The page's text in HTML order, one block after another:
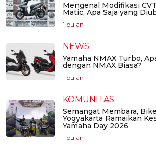
Mengenal Modifikasi
Matic, Apa Saja yang
1 bulan
NEWS
Yamaha NMAX Turbo,
dengan NMAX Biasa?
1 bulan
KOMUNITAS
Semangat Membara,
Yogyakarta Ramaikan
Yamaha Day 2026
1 bulan